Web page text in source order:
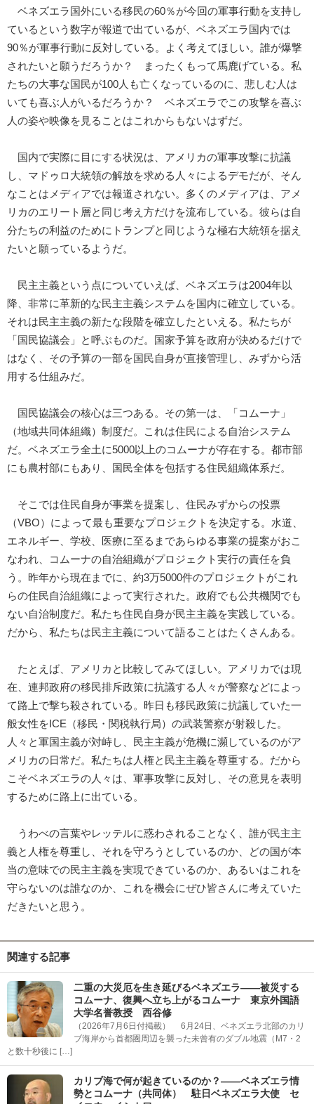
ベネズエラ国外にいる移民の60％が今回の軍事行動を支持し
ているという数字が報道で出ているが、ベネズエラ国内では
90％が軍事行動に反対している。よく考えてほしい。誰が爆撃
されたいと願うだろうか？ まったくもって馬鹿げている。私
たちの大事な国民が100人も亡くなっているのに、悲しむ人は
いても喜ぶ人がいるだろうか？ ベネズエラでこの攻撃を喜ぶ
人の姿や映像を見ることはこれからもないはずだ。
国内で実際に目にする状況は、アメリカの軍事攻撃に抗議
し、マドゥロ大統領の解放を求める人々によるデモだが、そん
なことはメディアでは報道されない。多くのメディアは、アメ
リカのエリート層と同じ考え方だけを流布している。彼らは自
分たちの利益のためにトランプと同じような極右大統領を据え
たいと願っているようだ。
民主主義という点についていえば、ベネズエラは2004年以
降、非常に革新的な民主主義システムを国内に確立している。
それは民主主義の新たな段階を確立したといえる。私たちが
「国民協議会」と呼ぶものだ。国家予算を政府が決めるだけで
はなく、その予算の一部を国民自身が直接管理し、みずから活
用する仕組みだ。
国民協議会の核心は三つある。その第一は、「コムーナ」
（地域共同体組織）制度だ。これは住民による自治システム
だ。ベネズエラ全土に5000以上のコムーナが存在する。都市部
にも農村部にもあり、国民全体を包括する住民組織体系だ。
そこでは住民自身が事業を提案し、住民みずからの投票
（VBO）によって最も重要なプロジェクトを決定する。水道、
エネルギー、学校、医療に至るまであらゆる事業の提案がおこ
なわれ、コムーナの自治組織がプロジェクト実行の責任を負
う。昨年から現在までに、約3万5000件のプロジェクトがこれ
らの住民自治組織によって実行された。政府でも公共機関でも
ない自治制度だ。私たち住民自身が民主主義を実践している。
だから、私たちは民主主義について語ることはたくさんある。
たとえば、アメリカと比較してみてほしい。アメリカでは現
在、連邦政府の移民排斥政策に抗議する人々が警察などによっ
て路上で撃ち殺されている。昨日も移民政策に抗議していた一
般女性をICE（移民・関税執行局）の武装警察が射殺した。
人々と軍国主義が対峙し、民主主義が危機に瀕しているのがア
メリカの日常だ。私たちは人権と民主主義を尊重する。だから
こそベネズエラの人々は、軍事攻撃に反対し、その意見を表明
するために路上に出ている。
うわべの言葉やレッテルに惑わされることなく、誰が民主主
義と人権を尊重し、それを守ろうとしているのか、どの国が本
当の意味での民主主義を実現できているのか、あるいはこれを
守らないのは誰なのか、これを機会にぜひ皆さんに考えていた
だきたいと思う。
関連する記事
二重の大災厄を生き延びるベネズエラ――被災する
コムーナ、復興へ立ち上がるコムーナ 東京外国語
大学名誉教授 西谷修
（2026年7月6日付掲載） 6月24日、ベネズエラ北部のカリ
ブ海岸から首都圏周辺を襲った未曾有のダブル地震（M7・2
と数十秒後に […]
カリブ海で何が起きているのか？――ベネズエラ情
勢とコムーナ（共同体） 駐日ベネズエラ大使 セ